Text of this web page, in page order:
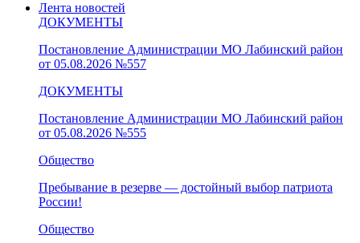
Лента новостей
ДОКУМЕНТЫ
Постановление Администрации МО Лабинский район
от 05.08.2026 №557
ДОКУМЕНТЫ
Постановление Администрации МО Лабинский район
от 05.08.2026 №555
Общество
Пребывание в резерве — достойный выбор патриота
России!
Общество